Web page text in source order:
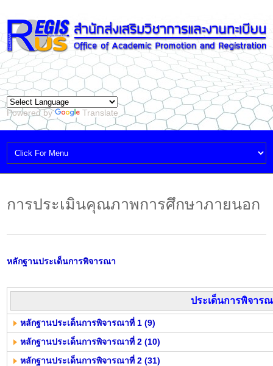
Powered by Translate
การประเมินคุณภาพการศึกษาภายนอก
หลักฐานประเด็นการพิจารณา
ประเด็นการพิจาร
หลักฐานประเด็นการพิจารณาที่ 1 (9)
หลักฐานประเด็นการพิจารณาที่ 2 (10)
หลักฐานประเด็นการพิจารณาที่ 2 (31)